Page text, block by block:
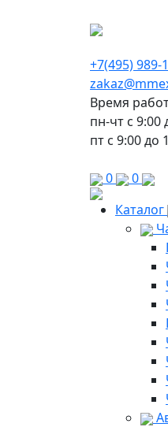
+7(495) 989-
Время
пн-чт с 9:00
пт с 9:00 до
0
0
Каталог